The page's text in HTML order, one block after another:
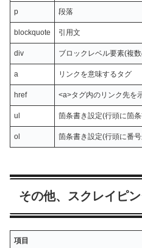
p 段落
blockquote 引用文
div ブロックレベル要素(複
a リンクを意味するタグ
href <a>タグ内のリンク先を
ul 箇条書き設定(行頭に箇
ol 箇条書き設定(行頭に番
その他、スクレイピ
項目